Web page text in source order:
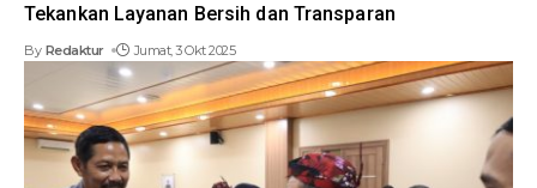
Tekankan Layanan Bersih dan Transparan
By Redaktur Jumat, 3 Okt 2025